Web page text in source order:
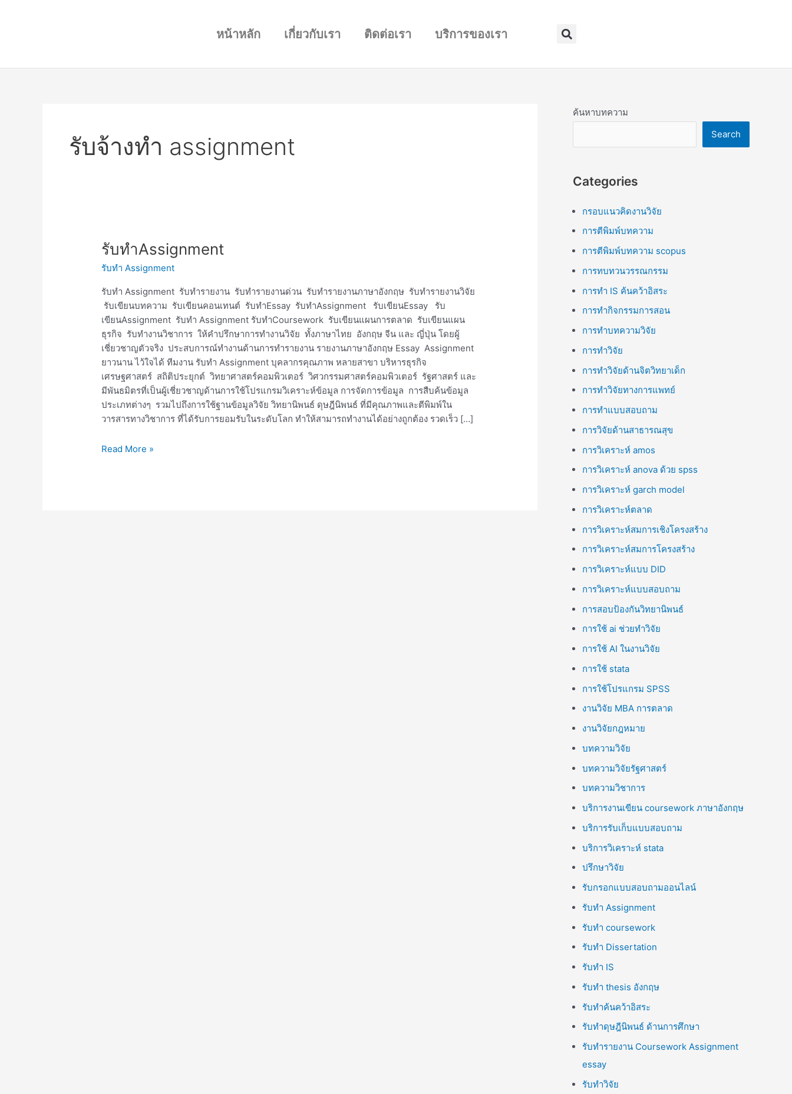
หน้าหลัก เกี่ยวกับเรา ติดต่อเรา บริการของเรา Search
รับจ้างทำ assignment
รับทำAssignment
รับทำ Assignment
รับทำ Assignment รับทำรายงาน รับทำรายงานด่วน รับทำรายงานภาษาอังกฤษ รับทำรายงานวิจัย
รับเขียนบทความ รับเขียนคอนเทนต์ รับทำEssay รับทำAssignment รับเขียนEssay รับ
เขียนAssignment รับทำ Assignment รับทำCoursework รับเขียนแผนการตลาด รับเขียนแผน
ธุรกิจ รับทำงานวิชาการ ให้คำปรึกษาการทำงานวิจัย ทั้งภาษาไทย อังกฤษ จีน และ ญี่ปุ่น โดยผู้
เชี่ยวชาญตัวจริง ประสบการณ์ทำงานด้านการทำรายงาน รายงานภาษาอังกฤษ Essay Assignment
ยาวนาน ไว้ใจได้ ทีมงาน รับทำ Assignment บุคลากรคุณภาพ หลายสาขา บริหารธุรกิจ
เศรษฐศาสตร์ สถิติประยุกต์ วิทยาศาสตร์คอมพิวเตอร์ วิศวกรรมศาสตร์คอมพิวเตอร์ รัฐศาสตร์ และ
มีพันธมิตรที่เป็นผู้เชี่ยวชาญด้านการใช้โปรแกรมวิเคราะห์ข้อมูล การจัดการข้อมูล การสืบค้นข้อมูล
ประเภทต่างๆ รวมไปถึงการใช้ฐานข้อมูลวิจัย วิทยานิพนธ์ ดุษฎีนิพนธ์ ที่มีคุณภาพและตีพิมพ์ใน
วารสารทางวิชาการ ที่ได้รับการยอมรับในระดับโลก ทำให้สามารถทำงานได้อย่างถูกต้อง รวดเร็ว […]
รับ
Read More »
ค้นหาบทความ
Search
Categories
กรอบแนวคิดงานวิจัย
การตีพิมพ์บทความ
การตีพิมพ์บทความ scopus
การทบทวนวรรณกรรม
การทำ IS ค้นคว้าอิสระ
การทำกิจกรรมการสอน
การทำบทความวิจัย
การทำวิจัย
การทำวิจัยด้านจิตวิทยาเด็ก
การทำวิจัยทางการแพทย์
การทำแบบสอบถาม
การวิจัยด้านสาธารณสุข
การวิเคราะห์ amos
การวิเคราะห์ anova ด้วย spss
การวิเคราะห์ garch model
การวิเคราะห์ตลาด
การวิเคราะห์สมการเชิงโครงสร้าง
การวิเคราะห์สมการโครงสร้าง
การวิเคราะห์แบบ DID
การวิเคราะห์แบบสอบถาม
การสอบป้องกันวิทยานิพนธ์
การใช้ ai ช่วยทำวิจัย
การใช้ AI ในงานวิจัย
การใช้ stata
การใช้โปรแกรม SPSS
งานวิจัย MBA การตลาด
งานวิจัยกฎหมาย
บทความวิจัย
บทความวิจัยรัฐศาสตร์
บทความวิชาการ
บริการงานเขียน coursework ภาษาอังกฤษ
บริการรับเก็บแบบสอบถาม
บริการวิเคราะห์ stata
ปรึกษาวิจัย
รับกรอกแบบสอบถามออนไลน์
รับทำ Assignment
รับทำ coursework
รับทำ Dissertation
รับทำ IS
รับทำ thesis อังกฤษ
รับทำค้นคว้าอิสระ
รับทำดุษฎีนิพนธ์ ด้านการศึกษา
รับทำรายงาน Coursework Assignment
essay
รับทำวิจัย